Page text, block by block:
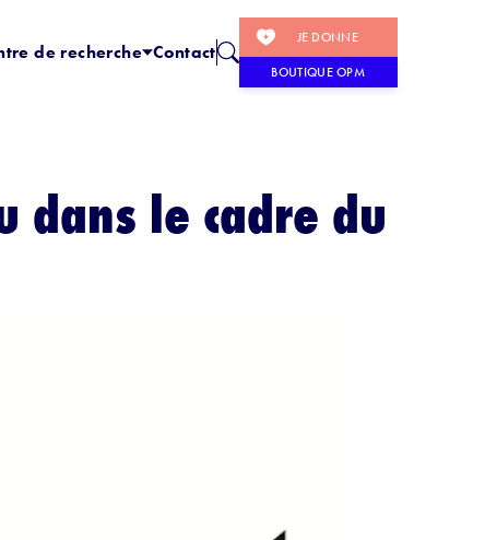
de recherche Contact
JE DONNE
BOUTIQUE OPM
dans le cadre du